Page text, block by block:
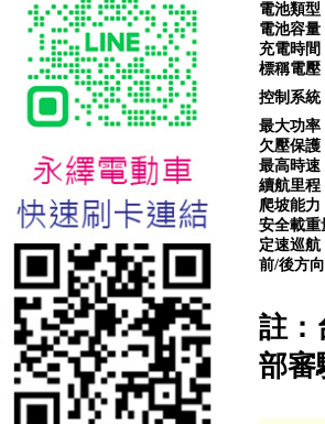
台北新北蘆洲永繹電動車業威
勝16吋電動輔助自行車:TSV19
美樂蒂(Melody)
電池類型
電池容
充電時間
標稱電壓
控制系統
最大功率
欠壓保
最高時速
續航里
爬坡能
安全載重
定速巡
前/後方
註：
部審